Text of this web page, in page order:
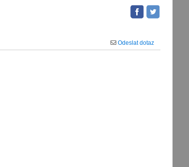
Odeslat dotaz